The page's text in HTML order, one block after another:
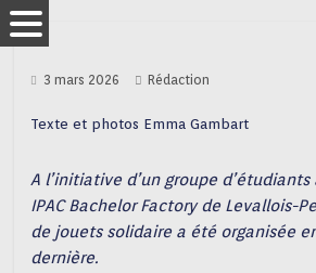
3 mars 2026 Rédaction
Texte et photos Emma Gambart
A l’initiative d’un groupe d’étudiants
IPAC Bachelor Factory de Levallois-
de jouets solidaire a été organisée
dernière.